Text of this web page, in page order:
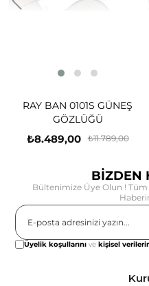
RAY BAN 0101S GÜNEŞ
GÖZLÜĞÜ
₺8.489,00 ₺11.789,00
BİZDEN
Bültenimize Üye Olun !
Üyelik koşullarını vekişisel